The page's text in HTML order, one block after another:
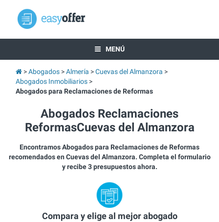
MENÚ
Abogados Almería
Cuevas del Almanzora
Abogados Inmobiliarios
Abogados para Reclamaciones de Reformas
Abogados Reclamaciones
ReformasCuevas del Almanzora
Encontramos Abogados para Reclamaciones de Reformas
recomendados en Cuevas del Almanzora. Completa el formulario
y recibe 3 presupuestos ahora.
Compara y elige al mejor abogado